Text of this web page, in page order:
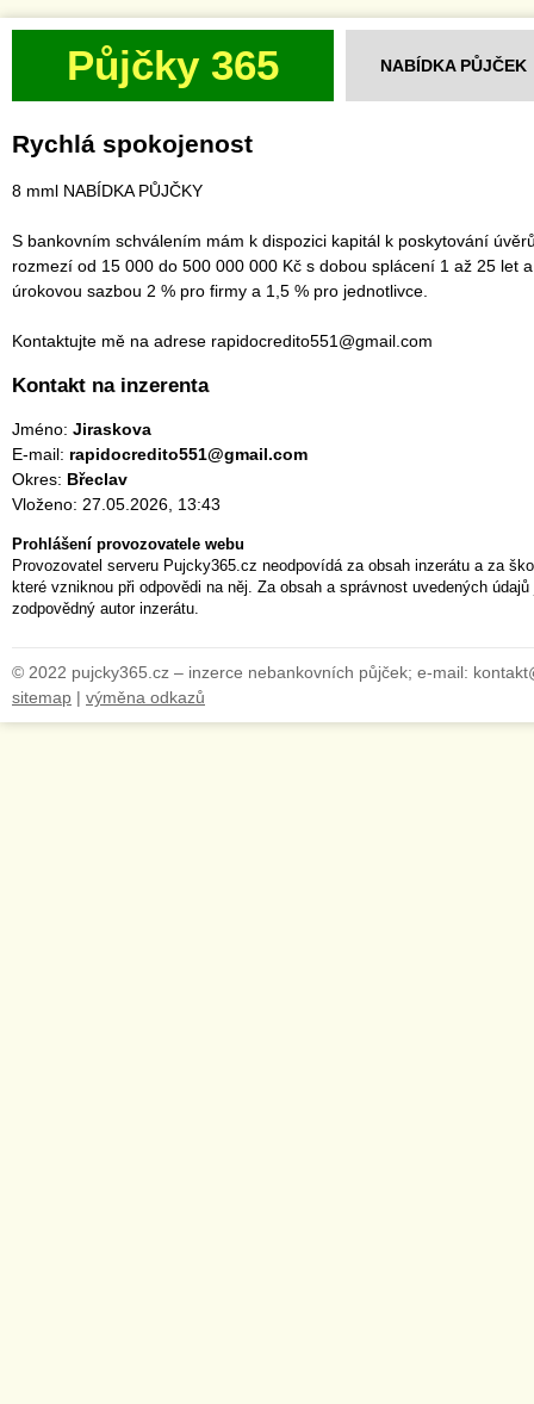
Půjčky 365 NABÍDKA PŮJČEK
Rychlá spokojenost
8 mml NABÍDKA PŮJČKY
S bankovním schválením mám k dispozici kapitál k poskytování
rozmezí od 15 000 do 500 000 000 Kč s dobou splácení 1 až 25 let a
úrokovou sazbou 2 % pro firmy a 1,5 % pro jednotlivce.
Kontaktujte mě na adrese rapidocredito551@gmail.com
Kontakt na inzerenta
Jméno: Jiraskova
E-mail: rapidocredito551@gmail.com
Okres: Břeclav
Vloženo: 27.05.2026, 13:43
Prohlášení provozovatele webu
Provozovatel serveru Pujcky365.cz neodpovídá za obsah inzerátu a za
které vzniknou při odpovědi na něj. Za obsah a správnost uvedených
zodpovědný autor inzerátu.
© 2022 pujcky365.cz – inzerce nebankovních půjček; e-mail:
sitemap | výměna odkazů